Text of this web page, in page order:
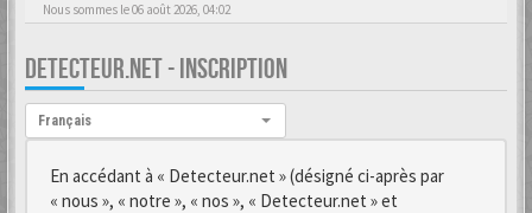
Nous sommes le 06 août 2026, 04:02
DETECTEUR.NET - INSCRIPTION
Langue :
Français
En accédant à « Detecteur.net » (désigné ci-après par
« nous », « notre », « nos », « Detecteur.net » et